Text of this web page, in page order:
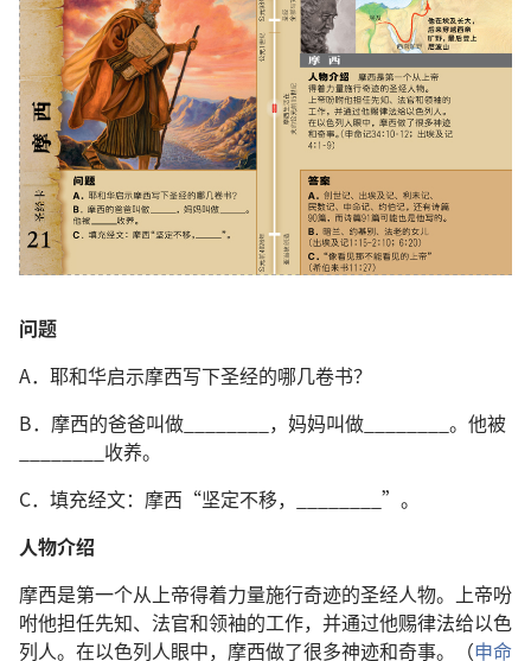
问题
A．耶和华启示摩西写下圣经的哪几卷书？
B．摩西的爸爸叫做________，妈妈叫做________。他被
________收养。
C．填充经文：摩西“坚定不移，________”。
人物介绍
摩西是第一个从上帝得着力量施行奇迹的圣经人物。上帝吩
咐他担任先知、法官和领袖的工作，并通过他赐律法给以色
列人。在以色列人眼中，摩西做了很多神迹和奇事。（申命